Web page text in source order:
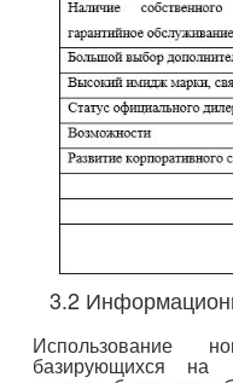
3.2
Использование
базирующихся на